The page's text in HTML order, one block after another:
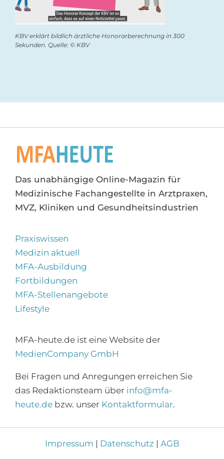
KBV erklärt bildlich ärztliche Honorarberechnung in 300
Sekunden. Quelle: © KBV
Das unabhängige Online-Magazin für
Medizinische Fachangestellte in Arztpraxen,
MVZ, Kliniken und Gesundheitsindustrien
Praxiswissen
Medizin aktuell
MFA-Ausbildung
Fortbildungen
MFA-Stellenangebote
Lifestyle
MFA-heute.de ist eine Website der
MedienCompany GmbH
Bei Fragen und Anregungen erreichen Sie
das Redaktionsteam über info@mfa-
heute.debzw. unser Kontaktformular.
Impressum | Datenschutz | AGB
Abonnieren Sie den
MFA-Newsletter!
Zur Anmeldung